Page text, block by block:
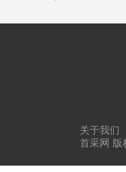
关于我们
首采网 版